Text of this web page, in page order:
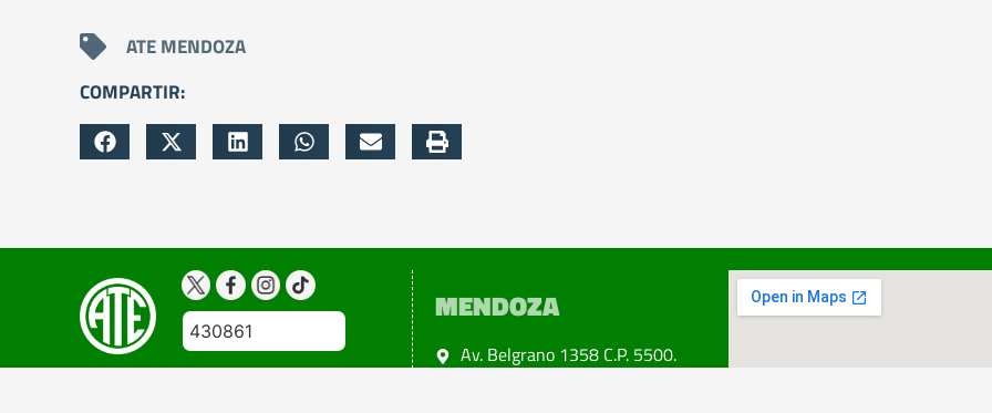
ATE MENDOZA
COMPARTIR:
430861
MENDOZA
Av. Belgrano 1358 C.P. 5500.